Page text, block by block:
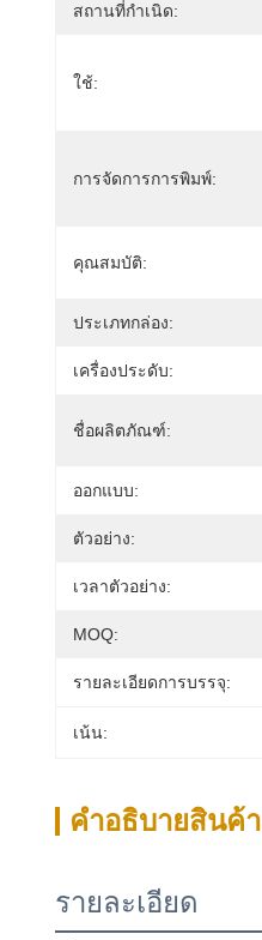
สถานที่กำเนิด:
ใช้:
การจัดการการพิมพ์:
คุณสมบัติ:
ประเภทกล่อง:
เครื่องประดับ:
ชื่อผลิตภัณฑ์:
ออกแบบ:
ตัวอย่าง:
เวลาตัวอย่าง:
MOQ:
รายละเอียดการบรรจุ:
เน้น:
คําอธิบายสินค้า
รายละเอียด